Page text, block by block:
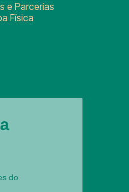
e Parcerias
Física